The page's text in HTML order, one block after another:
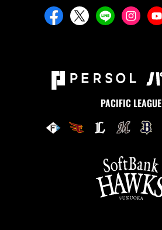
PACIFIC LEAGUE